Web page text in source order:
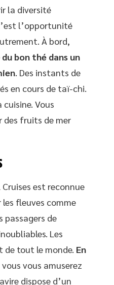
la diversité
l’opportunité
À bord,
du bon thé dans un
. Des instants de
en cours de taï-chi.
Vous
des fruits de mer
est reconnue
les fleuves comme
passagers de
Les
tout le monde. En
vous vous amuserez
dispose d’un